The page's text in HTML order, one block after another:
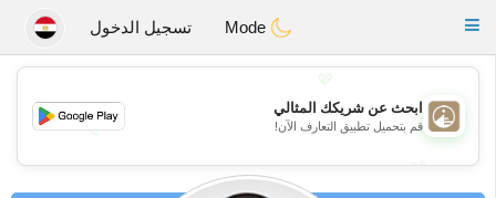
Bahebik
Toggle
تسجيل الدخول
💖
💕
💕
ابحث عن شريكك المثالي
قم بتحميل تطبيق التعارف الآن!